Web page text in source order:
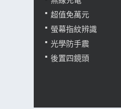
超值免萬元
螢幕指紋辨識
光學防手震
後置四鏡頭